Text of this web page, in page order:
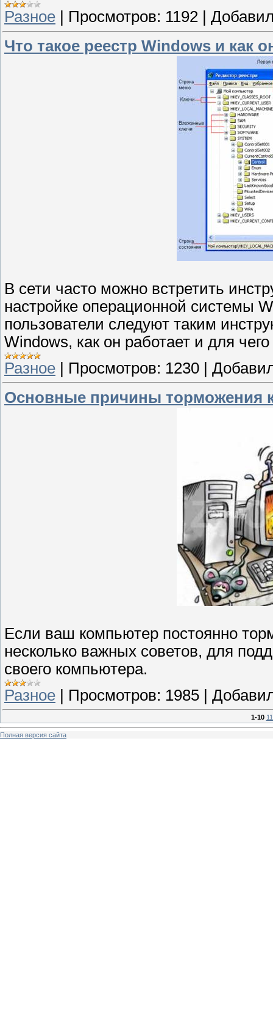
Разное
Просмотров: 1192
Что такое реестр Windows и как
В сети часто можно встретить
настройке операционной системы
пользователи следуют таким
Windows, как он работает и для
Разное
Просмотров: 1230
Основные причины торможения
Если ваш компьютер постоянно
несколько важных советов, для
своего компьютера.
Разное | Просмотров: 1985 |
1-10
Полная версия сайта